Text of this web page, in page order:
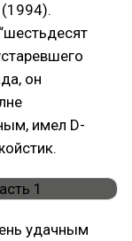
(1994).
он
имел D-
удачным